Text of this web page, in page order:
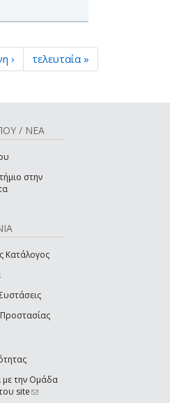
› τελευταία »
/ ΝΕΑ
στην
Κατάλογος
με την Ομάδα
site(link sends e-mail)